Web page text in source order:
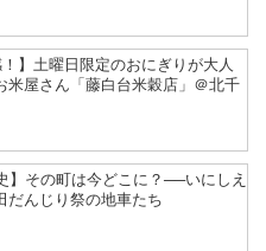
！】土曜日限定のおにぎりが大人
米屋さん「藤白台米穀店」＠北千
】その町は今どこに？──いにしえ
だんじり祭の地車たち